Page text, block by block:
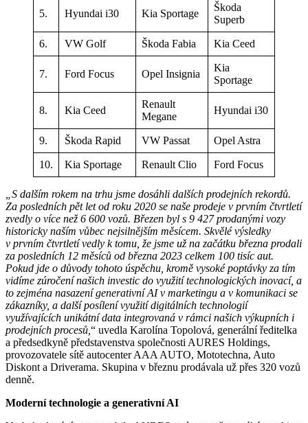
5. Hyundai i30 Kia Sportage
Škoda
Superb
6. VW Golf Škoda Fabia Kia Ceed
7. Ford Focus Opel Insignia
Kia
Sportage
8. Kia Ceed
Renault
Megane
Hyundai i30
9. Škoda Rapid VW Passat Opel Astra
10. Kia Sportage Renault Clio Ford Focus
„S dalším rokem na trhu jsme dosáhli dalších prodejních rekordů.
Za posledních pět let od roku 2020 se naše prodeje v prvním čtvrtletí
zvedly o více než 6 600 vozů. Březen byl s 9 427 prodanými vozy
historicky naším vůbec nejsilnějším měsícem. Skvělé výsledky
v prvním čtvrtletí vedly k tomu, že jsme už na začátku března prodali
za posledních 12 měsíců od března 2023 celkem 100 tisíc aut.
Pokud jde o důvody tohoto úspěchu, kromě vysoké poptávky za tím
vidíme zúročení našich investic do využití technologických inovací, a
to zejména nasazení generativní AI v marketingu a v komunikaci se
zákazníky, a další posílení využití digitálních technologií
využívajících unikátní data integrovaná v rámci našich výkupních i
prodejních procesů, “ uvedla Karolína Topolová, generální ředitelka
a předsedkyně představenstva společnosti AURES Holdings,
provozovatele sítě autocenter AAA AUTO, Mototechna, Auto
Diskont a Driverama. Skupina v březnu prodávala už přes 320 vozů
denně.
Moderní technologie a generativní AI